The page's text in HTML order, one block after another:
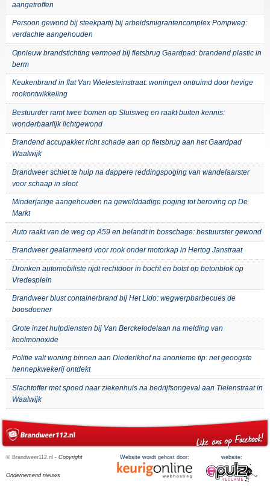
aangetroffen
Persoon gewond bij steekpartij bij arbeidsmigrantencomplex Pompweg:
verdachte aangehouden
Opnieuw brandstichting vermoed bij fietsbrug Gaardpad: brandend plastic in
berm
Keukenbrand in flat Van Wielesteinstraat: woningen ontruimd door hevige
rookontwikkeling
Bestuurder ramt twee bomen op Sluisweg en raakt buiten kennis:
wonderbaarlijk lichtgewond
Brandend accupakket richt schade aan op fietsbrug aan het Gaardpad
Waalwijk
Brandweer schiet te hulp na dappere reddingspoging van wandelaarster
voor schaap in sloot
Minderjarige aangehouden na gewelddadige poging tot beroving op De
Markt
Auto raakt van de weg op A59 en belandt in bosschage: bestuurster gewond
Brandweer gealarmeerd voor rook onder motorkap in Hertog Janstraat
Dronken automobiliste rijdt rechtdoor in bocht en botst op betonblok op
Vredesplein
Brandweer blust containerbrand bij Het Lido: wegwerpbarbecues de
boosdoener
Grote inzet hulpdiensten bij Van Berckelodelaan na melding van
koolmonoxide
Politie valt woning binnen aan Diederikhof na anonieme tip: net geoogste
hennepkwekerij ontdekt
Slachtoffer met spoed naar ziekenhuis na bedrijfsongeval aan Tielenstraat in
Waalwijk
© Brandweer112.nl - Copyright
Ondernemend nieuws
Website wordt gehost door: website: